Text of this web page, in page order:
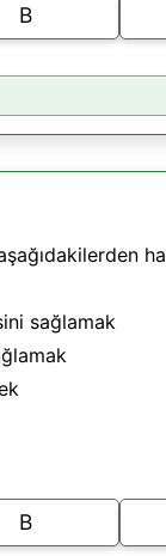
B
sağlamak
B